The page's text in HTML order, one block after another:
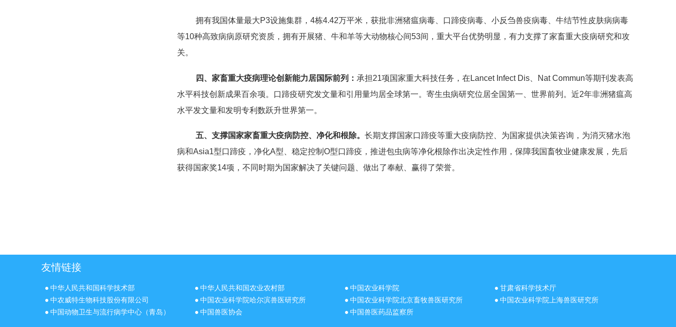
拥有我国体量最大P3设施集群，4栋4.42万平米，获批非洲猪瘟病毒、口蹄疫病毒、小反刍兽疫病毒、牛结节性皮肤病病毒
等10种高致病病原研究资质，拥有开展猪、牛和羊等大动物核心间53间，重大平台优势明显，有力支撑了家畜重大疫病研究和攻
关。
四、家畜重大疫病理论创新能力居国际前列： 承担21项国家重大科技任务，在Lancet Infect Dis、Nat Commun等期刊发表高
水平科技创新成果百余项。口蹄疫研究发文量和引用量均居全球第一。寄生虫病研究位居全国第一、世界前列。近2年非洲猪瘟高
水平发文量和发明专利数跃升世界第一。
五、支撑国家家畜重大疫病防控、净化和根除。长期支撑国家口蹄疫等重大疫病防控、为国家提供决策咨询，为消灭猪水泡
病和Asia1型口蹄疫，净化A型、稳定控制O型口蹄疫，推进包虫病等净化根除作出决定性作用，保障我国畜牧业健康发展，先后
获得国家奖14项，不同时期为国家解决了关键问题、做出了奉献、赢得了荣誉。
友情链接
中华人民共和国科学技术部 中华人民共和国农业农村部 中国农业科学院
甘肃省科学技术厅
中农威特生物科技股份有限公司
中国农业科学院哈尔滨兽医研究所 中国农业科学院北京畜牧兽医研究所
中国农业科学院上海兽医研究所
中国动物卫生与流行病学中心（青岛）
中国兽医协会 中国兽医药品监察所